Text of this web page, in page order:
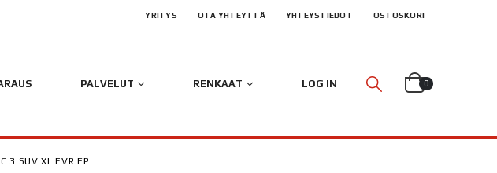
YRITYS OTA YHTEYTTÄ YHTEYSTIEDOT OSTOSKORI
PALVELUT RENKAAT LOG IN 0
3 SUV XL EVR FP